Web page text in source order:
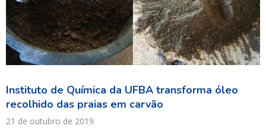
Instituto de Química da UFBA transforma óleo
recolhido das praias em carvão
21 de outubro de 2019